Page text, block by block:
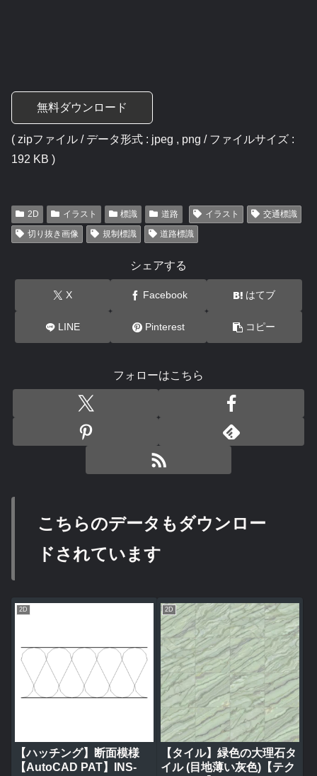
無料ダウンロード
( zipファイル / データ形式 : jpeg , png / ファイルサイズ :
192 KB )
2D イラスト 標識 道路 イラスト
交通標識
切り抜き画像
規制標識 道路標識
シェアする
X Facebook はてブ
LINE Pinterest コピー
フォローはこちら
こちらのデータもダウンロー
ドされています
2D
【ハッチング】断面模様
【AutoCAD PAT】INS-
2D
【タイル】緑色の大理石タ
イル (目地薄い灰色)【テク